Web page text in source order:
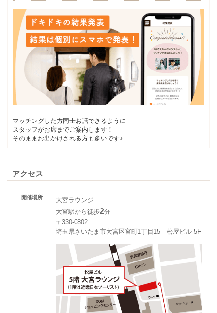
マッチングした方同士お話できるように
スタッフがお席までご案内します！
そのままお出かけされる方も多いです♪
アクセス
開催場所
大宮ラウンジ
大宮駅から徒歩2分
〒330-0802
埼玉県さいたま市大宮区宮町1丁目15 松屋ビル 5F